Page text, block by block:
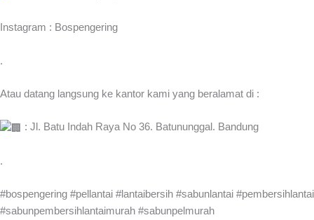
Instagram : Bospengering
.
Atau datang langsung ke kantor kami yang beralamat di :
: Jl. Batu Indah Raya No 36. Batununggal. Bandung
.
#bospengering #pellantai #lantaibersih #sabunlantai #pembersihlantai
#sabunpembersihlantaimurah #sabunpelmurah